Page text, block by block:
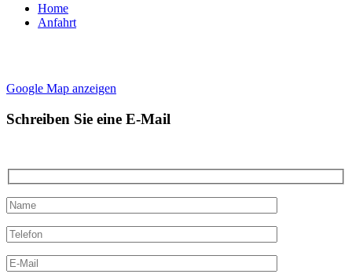
Home
Anfahrt
Google Map anzeigen
Schreiben Sie eine E-Mail